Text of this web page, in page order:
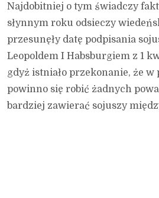
Najdobitniej o tym świadczy
słynnym roku odsieczy
przesunęły datę podpisania
Leopoldem I Habsburgiem z 1
gdyż istniało przekonanie, że
powinno się robić żadnych
bardziej zawierać sojuszy